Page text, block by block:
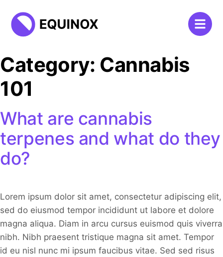
Category: Cannabis
101
What are cannabis
terpenes and what do they
do?
Lorem ipsum dolor sit amet, consectetur adipiscing elit,
sed do eiusmod tempor incididunt ut labore et dolore
magna aliqua. Diam in arcu cursus euismod quis viverra
nibh. Nibh praesent tristique magna sit amet. Tempor
id eu nisl nunc mi ipsum faucibus vitae. Sed sed risus